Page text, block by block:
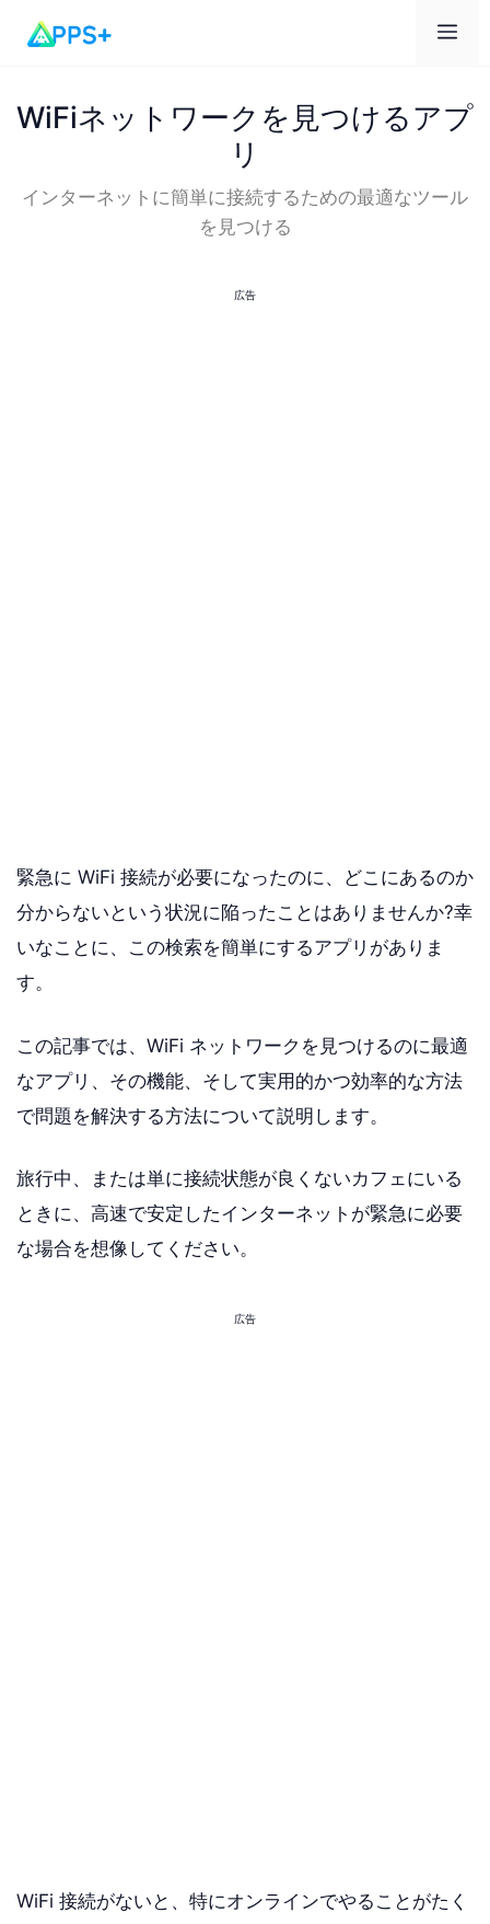
メ
WiFiネットワークを見つけるアプ
リ
インターネットに簡単に接続するための最適なツール
を見つける
広告
緊急に WiFi 接続が必要になったのに、どこにあるのか
分からないという状況に陥ったことはありませんか?幸
いなことに、この検索を簡単にするアプリがありま
す。
この記事では、WiFi ネットワークを見つけるのに最適
なアプリ、その機能、そして実用的かつ効率的な方法
で問題を解決する方法について説明します。
旅行中、または単に接続状態が良くないカフェにいる
ときに、高速で安定したインターネットが緊急に必要
な場合を想像してください。
広告
WiFi 接続がないと、特にオンラインでやることがたく